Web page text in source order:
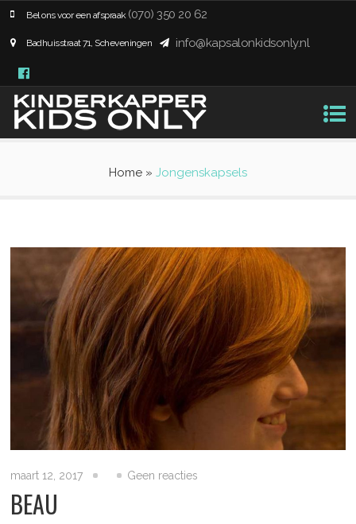
Bel ons voor een afspraak (070) 350 20 62
Badhuisstraat 71, Scheveningen info@kapsalonkidsonly.nl
Home» Jongenskapsels
maart 12, 2017 Geen reacties
BEAU